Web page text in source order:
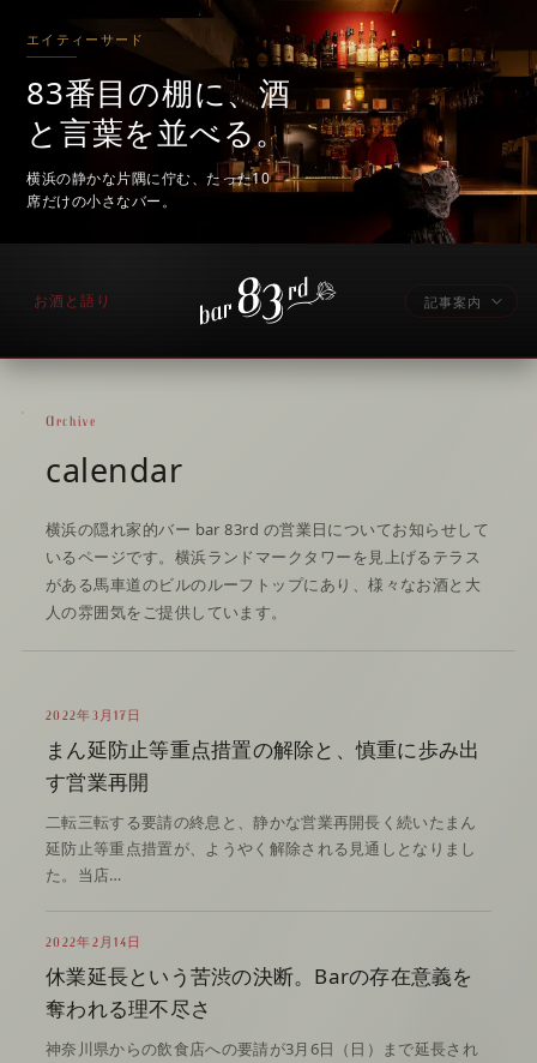
エイティーサード
83番目の棚に、酒
と言葉を並べる。
横浜の静かな片隅に佇む、たった10
席だけの小さなバー。
Archive
calendar
横浜の隠れ家的バー bar 83rd の営業日についてお知らせして
いるページです。横浜ランドマークタワーを見上げるテラス
がある馬車道のビルのルーフトップにあり、様々なお酒と大
人の雰囲気をご提供しています。
2022年3月17日
まん延防止等重点措置の解除と、慎重に歩み出
す営業再開
二転三転する要請の終息と、静かな営業再開長く続いたまん
延防止等重点措置が、ようやく解除される見通しとなりまし
た。当店…
2022年2月14日
休業延長という苦渋の決断。Barの存在意義を
奪われる理不尽さ
神奈川県からの飲食店への要請が3月6日（日）まで延長され
お酒と語り 記事案内